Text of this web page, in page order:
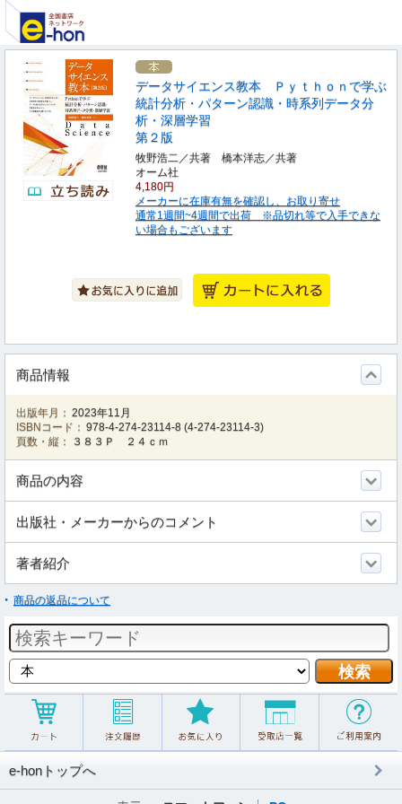
データサイエンス教本 Ｐｙｔｈｏｎで学ぶ
統計分析・パターン認識・時系列データ分
析・深層学習
第２版
牧野浩二／共著 橋本洋志／共著
オーム社
4,180円
メーカーに在庫有無を確認し、お取り寄せ
通常1週間~4週間で出荷 ※品切れ等で入手できな
い場合もございます
商品情報
出版年月： 2023年11月
ISBNコード： 978-4-274-23114-8 (4-274-23114-3)
頁数・縦：
３８３Ｐ ２４ｃｍ
商品の内容
出版社・メーカーからのコメント
著者紹介
商品の返品について
e-honトップへ